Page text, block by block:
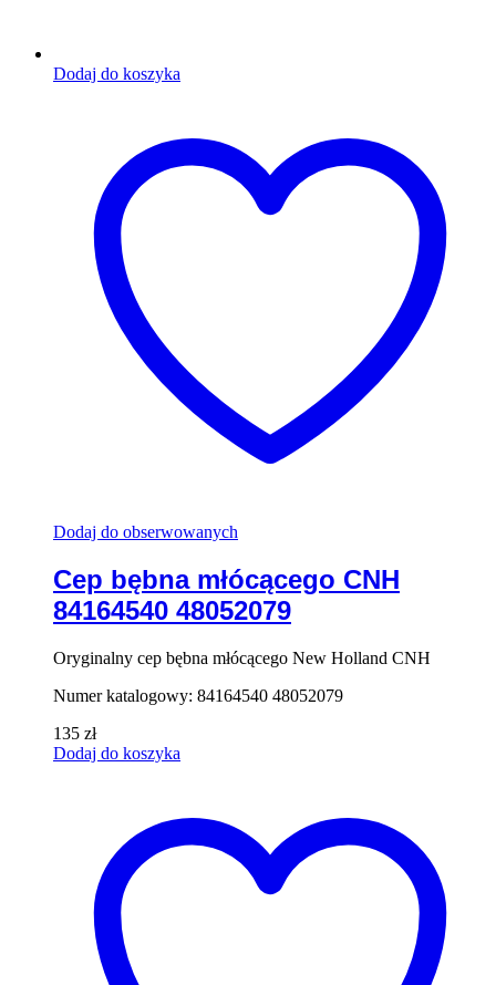
Dodaj do koszyka
Dodaj do obserwowanych
Cep bębna młócącego CNH
84164540 48052079
Oryginalny cep bębna młócącego New Holland CNH
Numer katalogowy: 84164540 48052079
135 zł
Dodaj do koszyka